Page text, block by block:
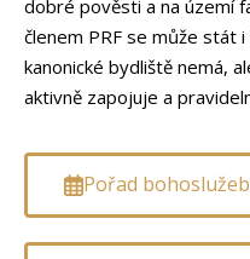
dobré pověsti a na území
členem PRF se může stát
kanonické bydliště nemá,
aktivně zapojuje a
Pořad bohoslužeb